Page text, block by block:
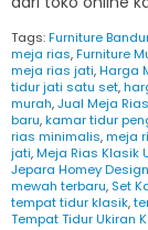
Tags:Furniture
meja rias,Furniture
meja rias jati,Harga
tidur jati satu set,
murah,Jual Meja
baru,kamar tidur
rias minimalis,meja
jati,Meja Rias Klasik
Jepara Homey
mewah terbaru, Set
tempat tidur klasik,
Tempat Tidur Ukiran